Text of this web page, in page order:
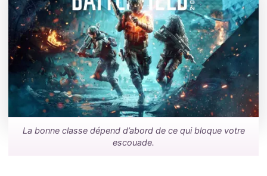
La bonne classe dépend d’abord de ce qui bloque votre
escouade.